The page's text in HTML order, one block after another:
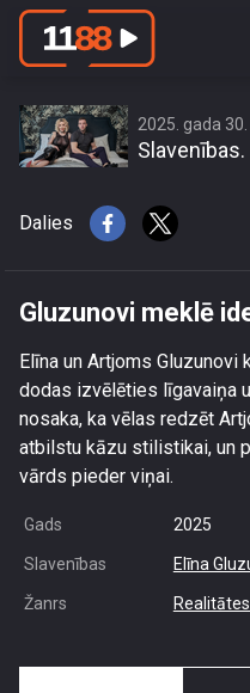
Gluzunovi
2025. gada
Dalies
Gluzunovi meklē
Elīna un Artjoms
dodas izvēlēties līgavaiņa
nosaka, ka vēlas redzēt
atbilstu kāzu stilistikai, un
vārds pieder viņai.
Gads 2025
Slavenības Elīna
Žanrs